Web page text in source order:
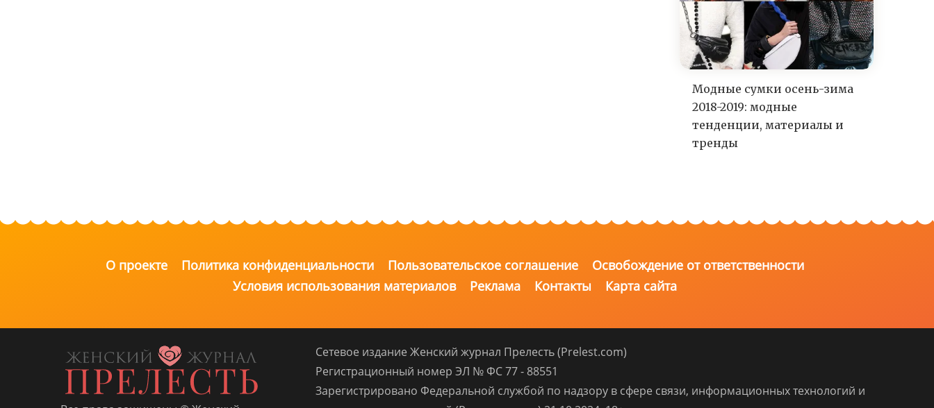
Модные сумки осень-зима
2018-2019: модные
тенденции, материалы и
тренды
О проекте Политика конфиденциальности Пользовательское соглашение
Освобождение от ответственности
Условия использования материалов
Реклама Контакты Карта сайта
Сетевое издание Женский журнал Прелесть (Prelest.com)
Регистрационный номер ЭЛ № ФС 77 - 88551
Зарегистрировано Федеральной службой по надзору в сфере связи, информационных технологий и